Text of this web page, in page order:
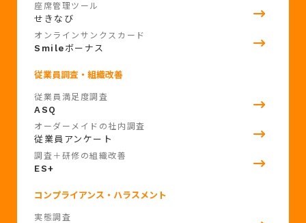
座席管理ツール
せきなび
オンラインサンクスカード
Smile ボーナス
従業員調査・組織改善
従業員満足度調査
ASQ
オーダーメイドの社内調査
従業員アンケート
調査＋研修の組織改善
ES+
コンプライアンス・ハラスメント
実態調査